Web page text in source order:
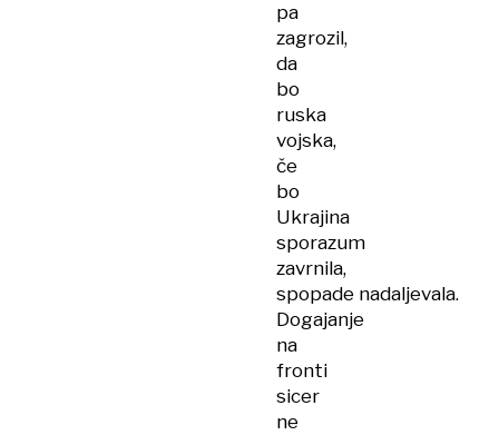
pa
zagrozil,
da
bo
ruska
vojska,
če
bo
Ukrajina
sporazum
zavrnila,
spopade nadaljevala.
Dogajanje
na
fronti
sicer
ne